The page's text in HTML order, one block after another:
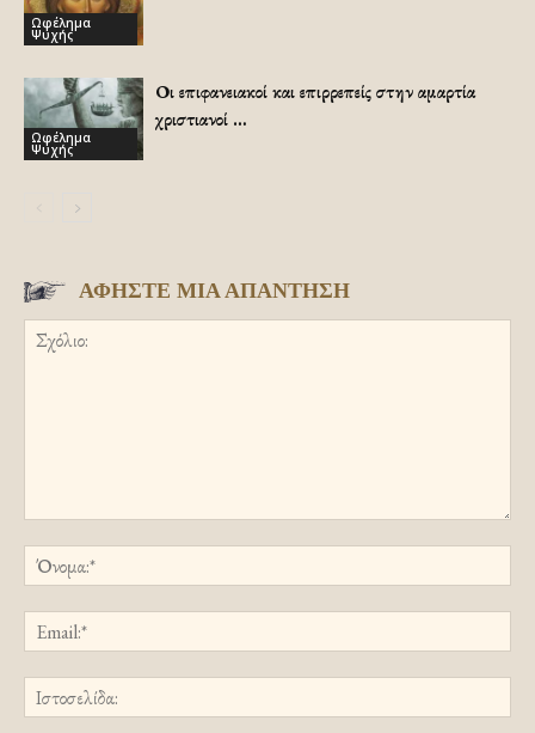
Ωφέλημα
Ψυχής
Ωφέλημα
Ψυχής
Οι επιφανειακοί και επιρρεπείς στην αμαρτία
χριστιανοί …
ΑΦΗΣΤΕ ΜΙΑ ΑΠΑΝΤΗΣΗ